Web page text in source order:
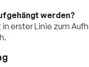
werden?
in erster Linie zum